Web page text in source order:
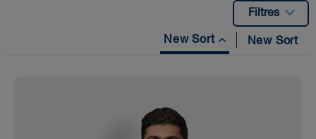
Filtres
New Sort New Sort